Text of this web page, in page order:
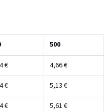
500
€ 4,66 €
€ 5,13 €
€ 5,61 €